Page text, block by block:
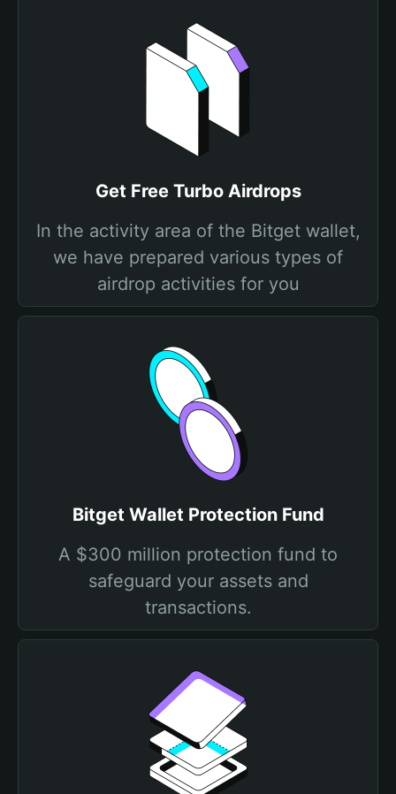
Get Free Turbo Airdrops
In the activity area of the Bitget wallet,
we have prepared various types of
airdrop activities for you
Bitget Wallet Protection Fund
A $300 million protection fund to
safeguard your assets and
transactions.